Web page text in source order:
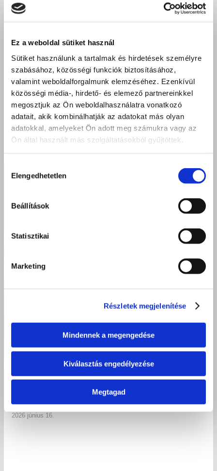
Ez a weboldal sütiket használ
Sütiket használunk a tartalmak és hirdetések személyre
szabásához, közösségi funkciók biztosításához,
valamint weboldalforgalmunk elemzéséhez. Ezenkívül
közösségi média-, hirdető- és elemező partnereinkkel
megosztjuk az Ön weboldalhasználatra vonatkozó
adatait, akik kombinálhatják az adatokat más olyan
adatokkal, amelyeket Ön adott meg számukra vagy az
Ön által használt más szolgáltatásokból gyűjtöttek.
kiválasztása
Elengedhetetlen
Beállítások
Statisztikai
Marketing
Részletek megjelenítése
Mindennek a megengedése
Kiválasztás engedélyezése
Megtagad
Élményekkel, mosolyokkal és közösségi élményekkel búcsúzott a
2026 június 16.